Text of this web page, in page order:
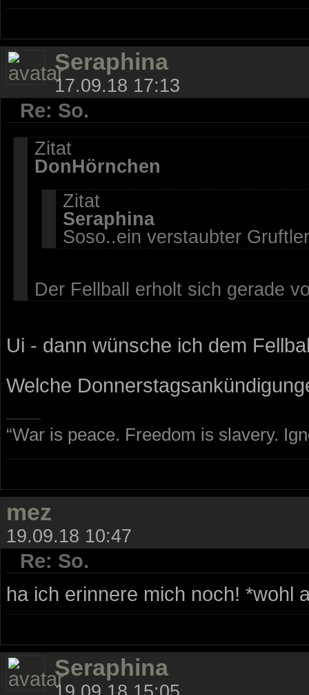
Seraphina
17.09.18 17:13
Re: So.
Zitat
DonHörnchen
Zitat
Seraphina
Soso..ein verstaubter
Der Fellball erholt sich gerade
Ui - dann wünsche ich dem
Welche
“War is peace. Freedom is slavery.
mez
19.09.18 10:47
Re: So.
ha ich erinnere mich noch! *wohl
Seraphina